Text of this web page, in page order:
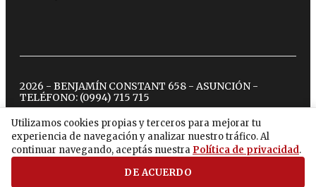
Utilizamos cookies propias y terceros para mejorar tu
experiencia de navegación y analizar nuestro tráfico. Al
continuar navegando, aceptás nuestra Política de privacidad.
DE ACUERDO
2026 - BENJAMÍN CONSTANT 658 - ASUNCIÓN -
TELÉFONO: (0994) 715 715
twitterinstagram
facebook
tiktokyoutubespotify